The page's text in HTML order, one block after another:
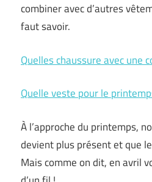
combiner avec d’autres
faut savoir.
Quelles chaussure avec une
Quelle veste pour le
À l’approche du printemps,
devient plus présent et que
Mais comme on dit, en avril